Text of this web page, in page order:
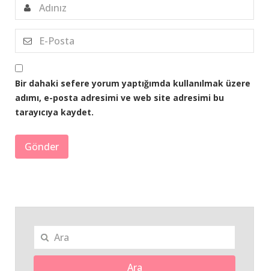
Bir dahaki sefere yorum yaptığımda kullanılmak üzere
adımı, e-posta adresimi ve web site adresimi bu
tarayıcıya kaydet.
Ara